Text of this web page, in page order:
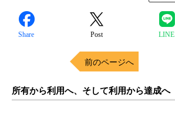
Share Post LINE
前のページへ
所有から利用へ、そして利用から達成へ